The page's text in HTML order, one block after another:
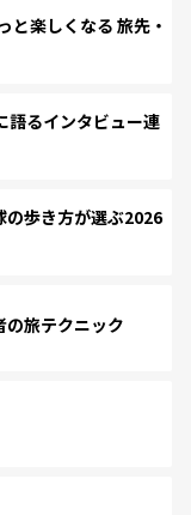
楽しくなる 旅先・
語るインタビュー連
の歩き方が選ぶ2026
の旅テクニック